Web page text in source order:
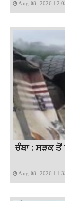
Aug 08, 2026
ਚੰਬਾ : ਸੜਕ ਤੋਂ
Aug 08, 2026